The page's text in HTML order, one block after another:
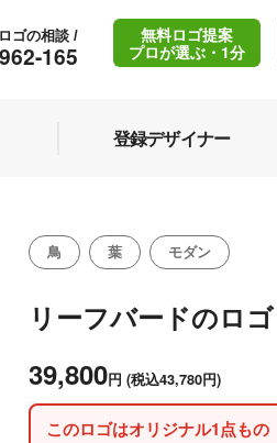
165
ゴの相談 /
無料ロゴ提案
プロが選ぶ・1分
登録デザイナー
鳥 葉 モダン
リーフバードのロゴ
39,800円 (税込43,780円)
このロゴはオリジナル1点もの